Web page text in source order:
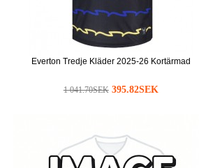
Everton Tredje Kläder 2025-26 Kortärmad
1 041.70SEK 395.82SEK